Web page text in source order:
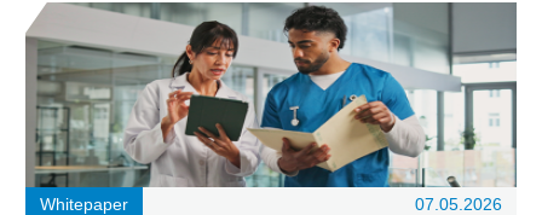
Whitepaper 07.05.2026